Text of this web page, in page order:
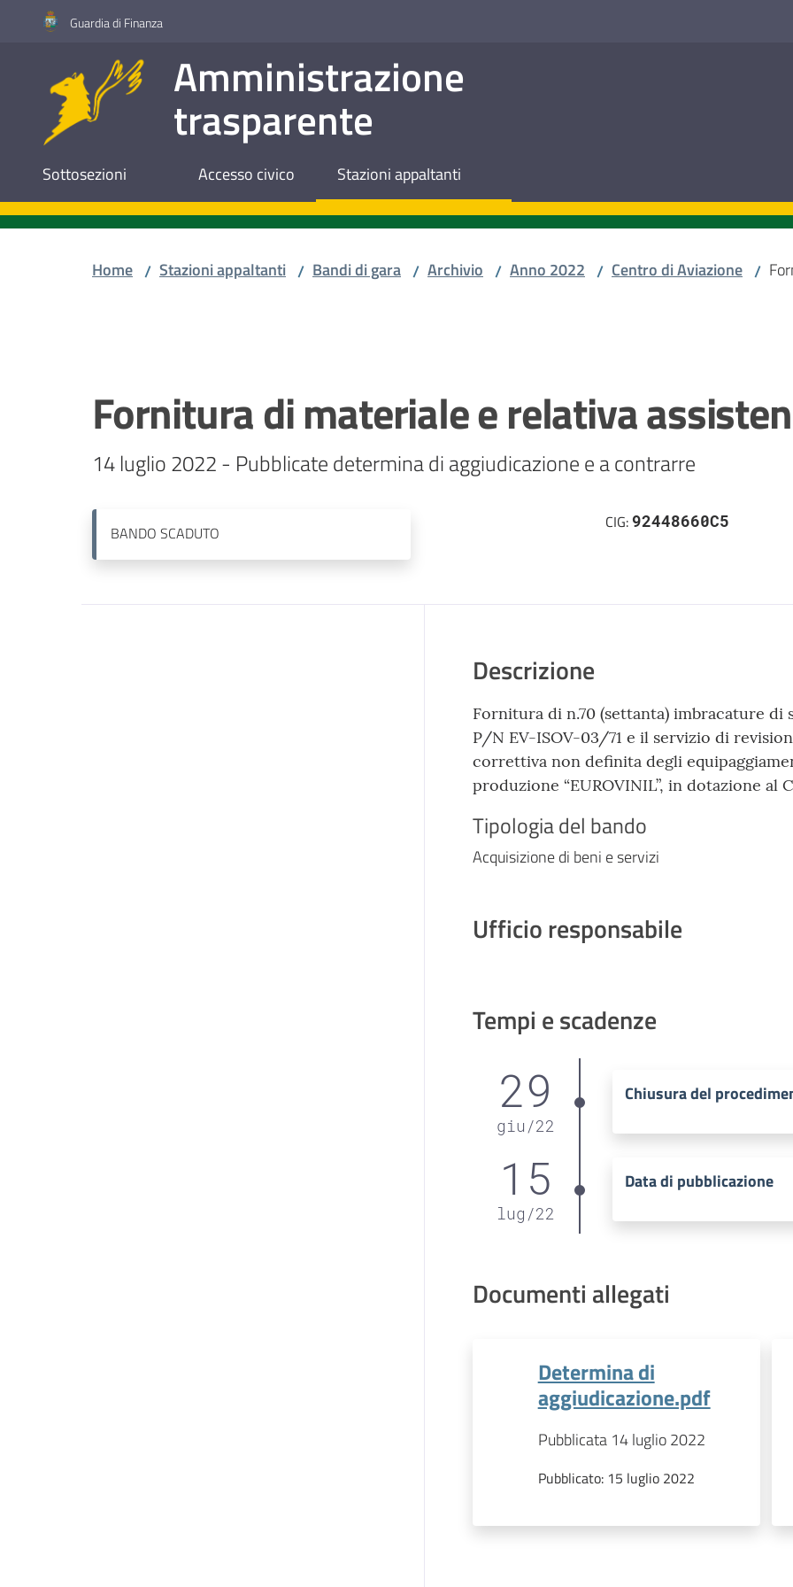
Vai al contenuto
Vai alla navigazione
Vai al footerGuardia di Finanza
Amministrazione
trasparente
Sottosezioni Accesso civico Stazioni appaltanti
Home / Stazioni appaltanti / Bandi di gara / Archivio / Anno 2022 / Centro di Aviazione /
Fornitura di materiale e relativa
BANDO SCADUTO
CIG:92448660C5
Descrizione
Fornitura di n.70 (settanta) imbracature
P/N EV-ISOV-03/71 e il servizio di
correttiva non definita degli
produzione “EUROVINIL”, in dotazione al
Tipologia del bando
Acquisizione di beni e servizi
Ufficio responsabile
Tempi e scadenze
29
giu /22
Chiusura del
15
lug /22
Data di pubblicazione
Documenti allegati
Determina di
aggiudicazione.pdf
Pubblicata 14 luglio 2022
Pubblicato: 15 luglio 2022